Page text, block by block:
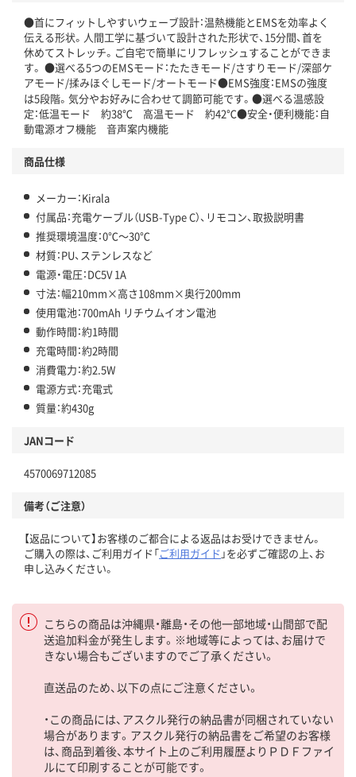
●首にフィットしやすいウェーブ設計：温熱機能とEMSを効率よく
伝える形状。人間工学に基づいて設計された形状で、15分間、首を
休めてストレッチ。ご自宅で簡単にリフレッシュすることができま
す。 ●選べる5つのEMSモード：たたきモード/さすりモード/深部ケ
アモード/揉みほぐしモード/オートモード●EMS強度：EMSの強度
は5段階。気分やお好みに合わせて調節可能です。●選べる温感設
定：低温モード 約38℃ 高温モード 約42℃●安全・便利機能：自
動電源オフ機能 音声案内機能
商品仕様
メーカー：Kirala
付属品：充電ケーブル（USB-Type C）、リモコン、取扱説明書
推奨環境温度：0℃～30℃
材質：PU、ステンレスなど
電源・電圧：DC5V 1A
寸法：幅210mm×高さ108mm×奥行200mm
使用電池：700mAh リチウムイオン電池
動作時間：約1時間
充電時間：約2時間
消費電力：約2.5W
電源方式：充電式
質量：約430g
JANコード
4570069712085
備考（ご注意）
【返品について】お客様のご都合による返品はお受けできません。
ご購入の際は、ご利用ガイド「ご利用ガイド 」を必ずご確認の上、お
申し込みください。
こちらの商品は沖縄県・離島・その他一部地域・山間部で配
送追加料金が発生します。※地域等によっては、お届けで
きない場合もございますのでご了承ください。
直送品のため、以下の点にご注意ください。
・この商品には、アスクル発行の納品書が同梱されていない
場合があります。アスクル発行の納品書をご希望のお客様
は、商品到着後、本サイト上のご利用履歴よりＰＤＦファイ
ルにて印刷することが可能です。